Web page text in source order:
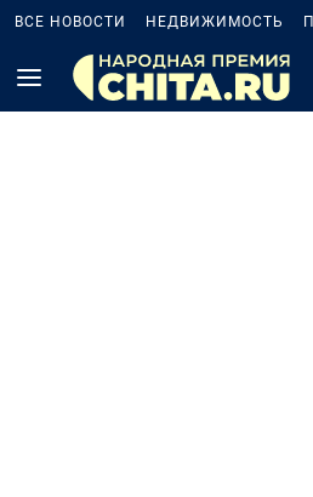
ВСЕ НОВОСТИ НЕДВИЖИМОСТЬ